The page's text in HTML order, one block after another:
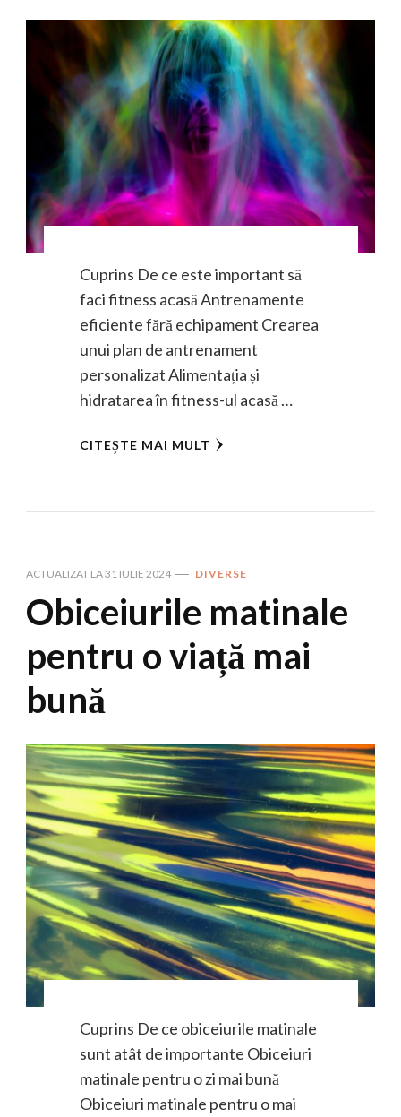
Cuprins De ce este important să
faci fitness acasă Antrenamente
eficiente fără echipament Crearea
unui plan de antrenament
personalizat Alimentația și
hidratarea în fitness-ul acasă …
CITEȘTE MAI MULT
ACTUALIZAT LA31 IULIE 2024 DIVERSE
Obiceiurile matinale
pentru o viață mai
bună
Cuprins De ce obiceiurile matinale
sunt atât de importante Obiceiuri
matinale pentru o zi mai bună
Obiceiuri matinale pentru o mai